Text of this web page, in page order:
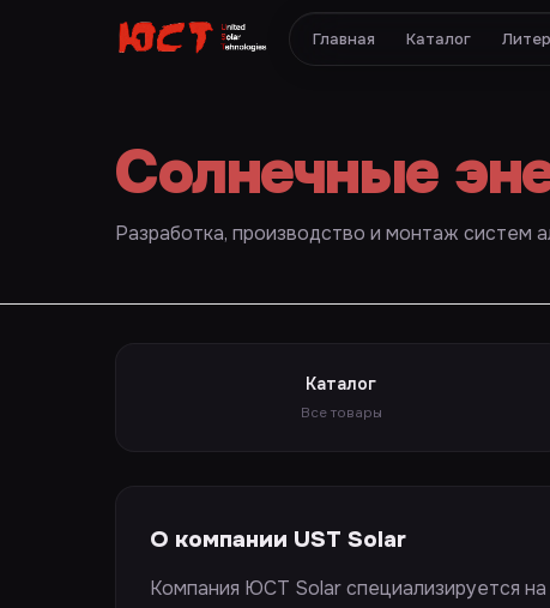
Главная Каталог
Солнечные
Разработка, производство и монтаж систем
Каталог
Все товары
О компании UST Solar
Компания ЮСТ Solar специализируется